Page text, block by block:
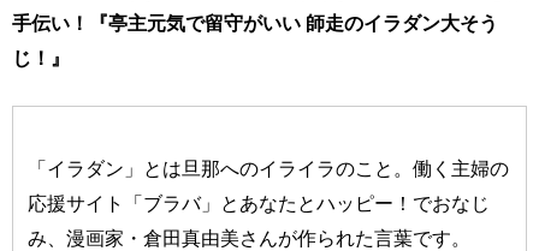
手伝い！『亭主元気で留守がいい 師走のイラダン大そう
じ！』
「イラダン」とは旦那へのイライラのこと。働く主婦の
応援サイト「ブラバ」とあなたとハッピー！でおなじ
み、漫画家・倉田真由美さんが作られた言葉です。